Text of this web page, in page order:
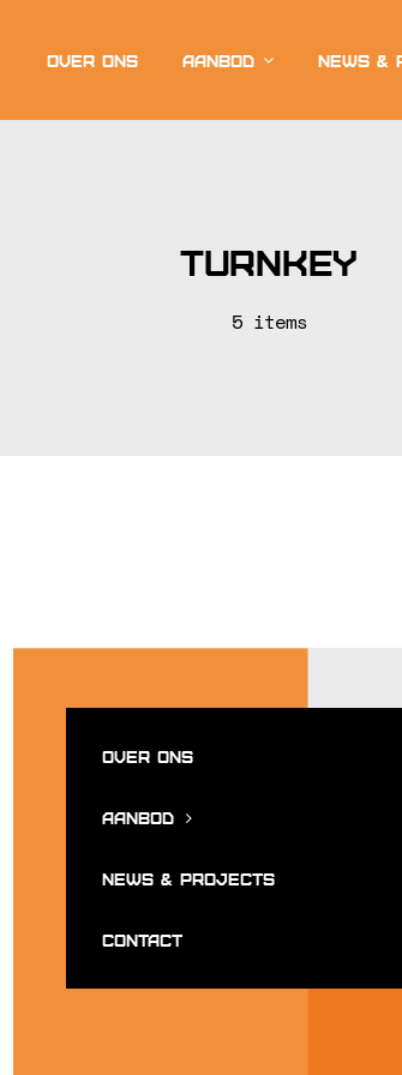
Over ons Aanbod News
Turnkey
5 items
Over ons
Aanbod
News & projects
Contact